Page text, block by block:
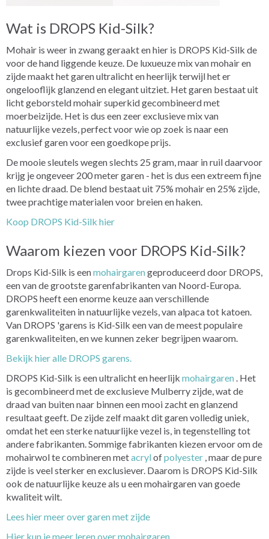
Wat is DROPS Kid-Silk?
Mohair is weer in zwang geraakt en hier is DROPS Kid-Silk de
voor de hand liggende keuze. De luxueuze mix van mohair en
zijde maakt het garen ultralicht en heerlijk terwijl het er
ongelooflijk glanzend en elegant uitziet. Het garen bestaat uit
licht geborsteld mohair superkid gecombineerd met
moerbeizijde. Het is dus een zeer exclusieve mix van
natuurlijke vezels, perfect voor wie op zoek is naar een
exclusief garen voor een goedkope prijs.
De mooie sleutels wegen slechts 25 gram, maar in ruil daarvoor
krijg je ongeveer 200 meter garen - het is dus een extreem fijne
en lichte draad. De blend bestaat uit 75% mohair en 25% zijde,
twee prachtige materialen voor breien en haken.
Koop DROPS Kid-Silk hier
Waarom kiezen voor DROPS Kid-Silk?
Drops Kid-Silk is eenmohairgarengeproduceerd door DROPS,
een van de grootste garenfabrikanten van Noord-Europa.
DROPS heeft een enorme keuze aan verschillende
garenkwaliteiten in natuurlijke vezels, van alpaca tot katoen.
Van DROPS 'garens is Kid-Silk een van de meest populaire
garenkwaliteiten, en we kunnen zeker begrijpen waarom.
Bekijk hier alle DROPS garens.
DROPS Kid-Silk is een ultralicht en heerlijk mohairgaren . Het
is gecombineerd met de exclusieve Mulberry zijde, wat de
draad van buiten naar binnen een mooi zacht en glanzend
resultaat geeft. De zijde zelf maakt dit garen volledig uniek,
omdat het een sterke natuurlijke vezel is, in tegenstelling tot
andere fabrikanten. Sommige fabrikanten kiezen ervoor om de
mohairwol te combineren metacrylofpolyester , maar de pure
zijde is veel sterker en exclusiever. Daarom is DROPS Kid-Silk
ook de natuurlijke keuze als u een mohairgaren van goede
kwaliteit wilt.
Lees hier meer over garen met zijde
Hier kun je meer leren over mohairgaren.